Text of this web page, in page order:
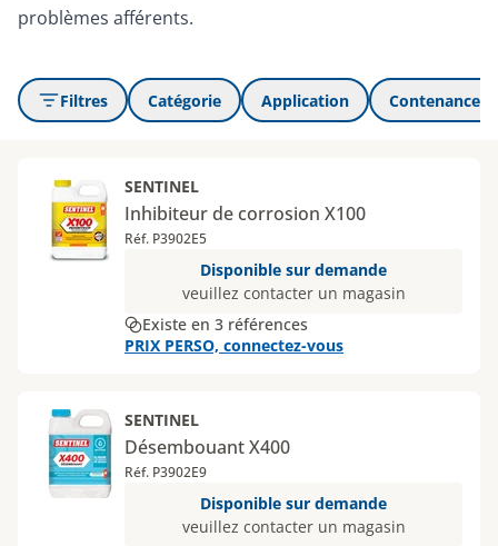
problèmes afférents.
Filtres Catégorie Application Contenance
SENTINEL
Inhibiteur de corrosion X100
Réf. P3902E5
Disponible sur demande
veuillez contacter un magasin
Existe en 3 références
PRIX PERSO, connectez-vous
SENTINEL
Désembouant X400
Réf. P3902E9
Disponible sur demande
veuillez contacter un magasin